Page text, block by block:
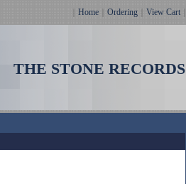
Home Ordering View Cart
THE STONE RECORDS